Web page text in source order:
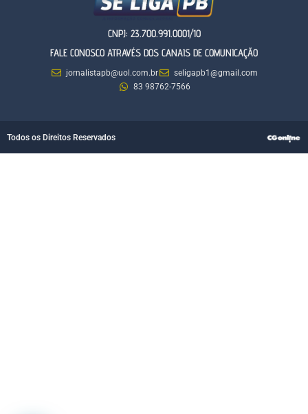
CNPJ: 23.700.991.0001/10
FALE CONOSCO ATRAVÉS DOS CANAIS DE COMUNICAÇÃO
jornalistapb@uol.com.br
seligapb1@gmail.com
83 98762-7566
Todos os Direitos Reservados